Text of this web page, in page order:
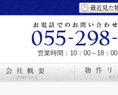
営業時間：10：00～18：00